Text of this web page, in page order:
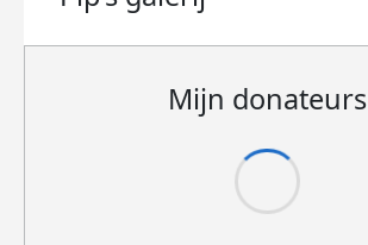
Mijn donateurs